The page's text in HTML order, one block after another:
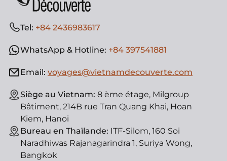
Tel: +84 2436983617
WhatsApp & Hotline: +84 397541881
Email: voyages@vietnamdecouverte.com
Siège au Vietnam: 8 ème étage, Milgroup
Bâtiment, 214B rue Tran Quang Khai, Hoan
Kiem, Hanoi
Bureau en Thaïlande: ITF-Silom, 160 Soi
Naradhiwas Rajanagarindra 1, Suriya Wong,
Bangkok